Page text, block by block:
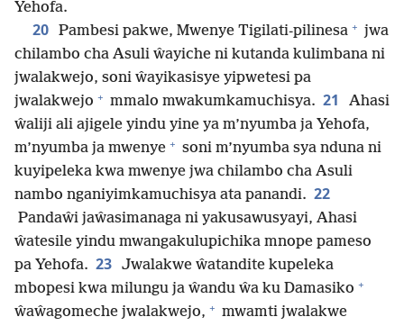
Yehofa.
20 Pambesi pakwe, Mwenye Tigilati-pilinesa + jwa
chilambo cha Asuli ŵayiche ni kutanda kulimbana ni
jwalakwejo, soni ŵayikasisye yipwetesi pa
jwalakwejo + mmalo mwakumkamuchisya. 21
Ahasi
ŵaliji ali ajigele yindu yine ya m’nyumba ja Yehofa,
m’nyumba ja mwenye + soni m’nyumba sya nduna ni
kuyipeleka kwa mwenye jwa chilambo cha Asuli
nambo nganiyimkamuchisya ata panandi. 22
Pandaŵi jaŵasimanaga ni yakusawusyayi, Ahasi
ŵatesile yindu mwangakulupichika mnope pameso
pa Yehofa. 23 Jwalakwe ŵatandite kupeleka
mbopesi kwa milungu ja ŵandu ŵa ku Damasiko +
ŵaŵagomeche jwalakwejo, + mwamti jwalakwe